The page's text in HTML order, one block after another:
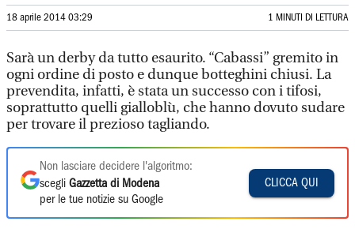
18 aprile 2014 03:29 1 MINUTI DI LETTURA
Sarà un derby da tutto esaurito. “Cabassi” gremito in
ogni ordine di posto e dunque botteghini chiusi. La
prevendita, infatti, è stata un successo con i tifosi,
soprattutto quelli gialloblù, che hanno dovuto sudare
per trovare il prezioso tagliando.
Non lasciare decidere l'algoritmo:
scegli Gazzetta di Modena
per le tue notizie su Google
CLICCA QUI